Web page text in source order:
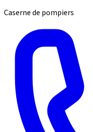
Caserne de pompiers